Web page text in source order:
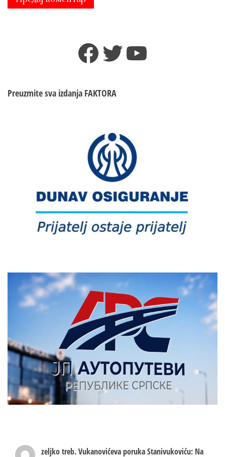
Facebook
TwitterYouTube
Preuzmite sva izdanja FAKTORA
zeljko treb.Vukanovićeva poruka Stanivukoviću: Na